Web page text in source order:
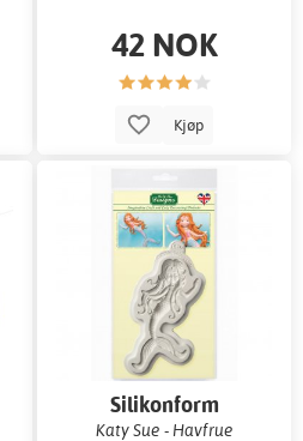
42 NOK
Kjøp
Silikonform
Katy Sue - Havfrue